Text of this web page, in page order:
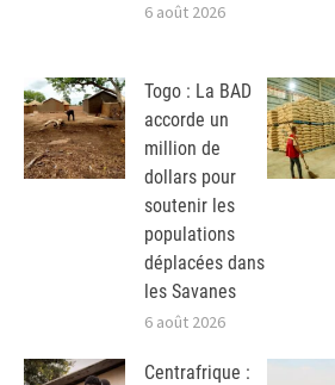
6 août 2026
Togo : La BAD
accorde un
million de
dollars pour
soutenir les
populations
déplacées dans
les Savanes
6 août 2026
Centrafrique :